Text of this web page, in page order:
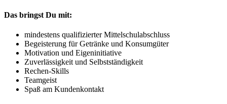
Das bringst Du mit:
mindestens qualifizierter Mittelschulabschluss
Begeisterung für Getränke und Konsumgüter
Motivation und Eigeninitiative
Zuverlässigkeit und Selbstständigkeit
Rechen-Skills
Teamgeist
Spaß am Kundenkontakt